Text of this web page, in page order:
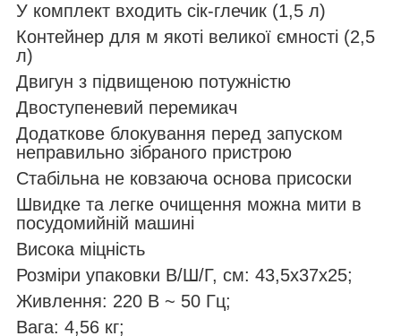
У комплект входить сік-глечик (1,5 л)
Контейнер для м якоті великої ємності (2,5
л)
Двигун з підвищеною потужністю
Двоступеневий перемикач
Додаткове блокування перед запуском
неправильно зібраного пристрою
Стабільна не ковзаюча основа присоски
Швидке та легке очищення можна мити в
посудомийній машині
Висока міцність
Розміри упаковки В/Ш/Г, см: 43,5х37х25;
Живлення: 220 В ~ 50 Гц;
Вага: 4,56 кг;